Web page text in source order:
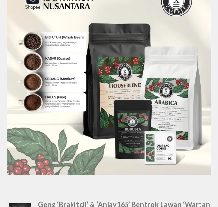
Geng ‘Brakitcil’ & ‘Anjay165’ Bentrok Lawan ‘Wartan